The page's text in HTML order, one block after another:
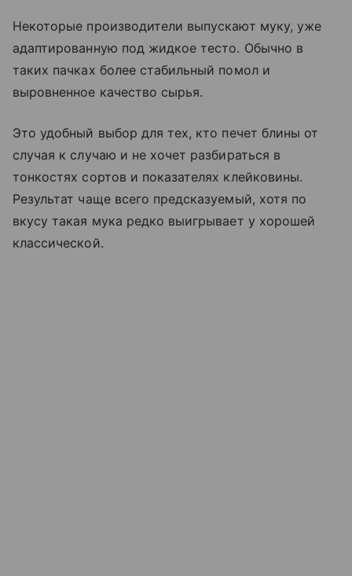
Некоторые производители выпускают муку, уже
адаптированную под жидкое тесто. Обычно в
таких пачках более стабильный помол и
выровненное качество сырья.
Это удобный выбор для тех, кто печет блины от
случая к случаю и не хочет разбираться в
тонкостях сортов и показателях клейковины.
Результат чаще всего предсказуемый, хотя по
вкусу такая мука редко выигрывает у хорошей
классической.